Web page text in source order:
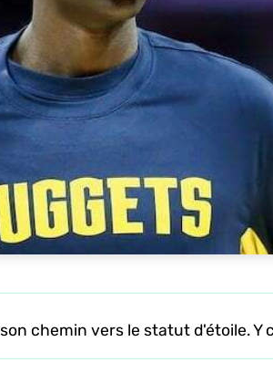
son chemin vers le statut d'étoile. Y